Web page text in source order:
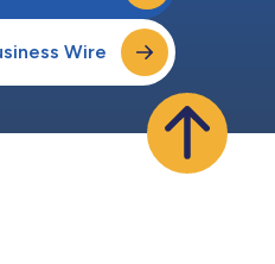
Wire